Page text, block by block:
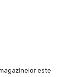
este